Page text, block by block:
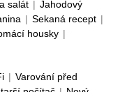
salát | Jahodový
| Sekaná recept |
housky |
| Varování před